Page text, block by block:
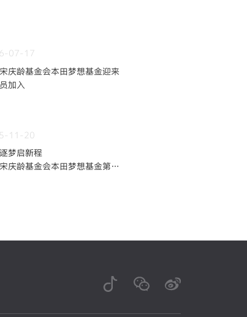
07-17
庆龄基金会本田梦想基金迎来
加入
11-20
梦启新程
庆龄基金会本田梦想基金第九